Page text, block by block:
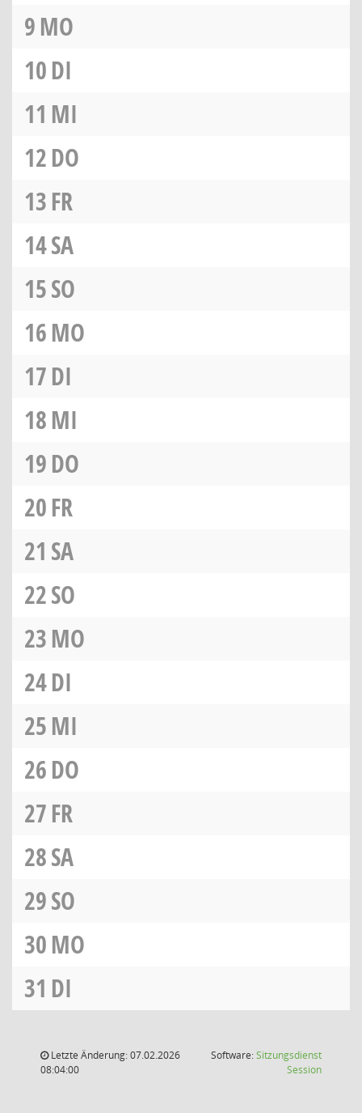
9MO
10DI
11 MI
12DO
13FR
14SA
15SO
16MO
17DI
18MI
19DO
20FR
21 SA
22SO
23MO
24DI
25MI
26DO
27FR
28SA
29SO
30MO
31 DI
Letzte Änderung: 07.02.2026
08:04:00
Software:Sitzungsdienst
Session(Wird in